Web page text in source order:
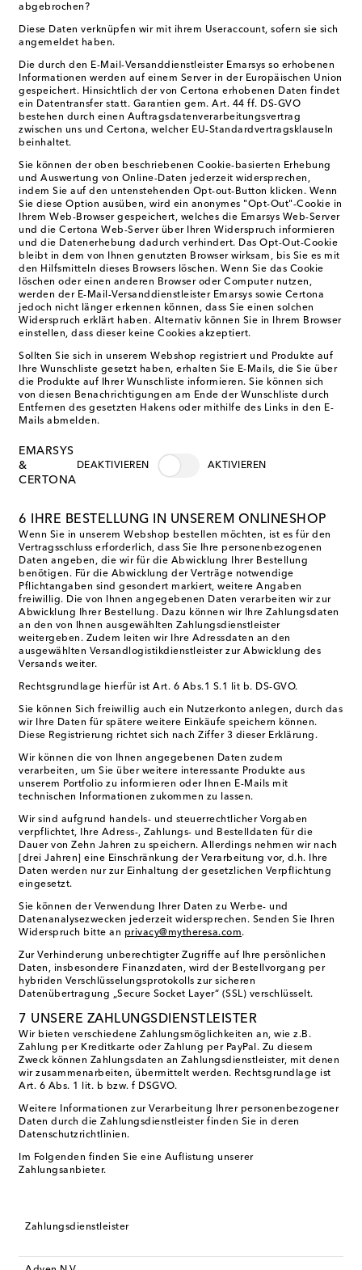
abgebrochen?
Diese Daten verknüpfen wir mit ihrem Useraccount, sofern sie sich
angemeldet haben.
Die durch den E-Mail-Versanddienstleister Emarsys so erhobenen
Informationen werden auf einem Server in der Europäischen Union
gespeichert. Hinsichtlich der von Certona erhobenen Daten findet
ein Datentransfer statt. Garantien gem. Art. 44 ff. DS-GVO
bestehen durch einen Auftragsdatenverarbeitungsvertrag
zwischen uns und Certona, welcher EU-Standardvertragsklauseln
beinhaltet.
Sie können der oben beschriebenen Cookie-basierten Erhebung
und Auswertung von Online-Daten jederzeit widersprechen,
indem Sie auf den untenstehenden Opt-out-Button klicken. Wenn
Sie diese Option ausüben, wird ein anonymes "Opt-Out"-Cookie in
Ihrem Web-Browser gespeichert, welches die Emarsys Web-Server
und die Certona Web-Server über Ihren Widerspruch informieren
und die Datenerhebung dadurch verhindert. Das Opt-Out-Cookie
bleibt in dem von Ihnen genutzten Browser wirksam, bis Sie es mit
den Hilfsmitteln dieses Browsers löschen. Wenn Sie das Cookie
löschen oder einen anderen Browser oder Computer nutzen,
werden der E-Mail-Versanddienstleister Emarsys sowie Certona
jedoch nicht länger erkennen können, dass Sie einen solchen
Widerspruch erklärt haben. Alternativ können Sie in Ihrem Browser
einstellen, dass dieser keine Cookies akzeptiert.
Sollten Sie sich in unserem Webshop registriert und Produkte auf
Ihre Wunschliste gesetzt haben, erhalten Sie E-Mails, die Sie über
die Produkte auf Ihrer Wunschliste informieren. Sie können sich
von diesen Benachrichtigungen am Ende der Wunschliste durch
Entfernen des gesetzten Hakens oder mithilfe des Links in den E-
Mails abmelden.
EMARSYS
&
CERTONA
DEAKTIVIEREN AKTIVIEREN
6 IHRE BESTELLUNG IN UNSEREM ONLINESHOP
Wenn Sie in unserem Webshop bestellen möchten, ist es für den
Vertragsschluss erforderlich, dass Sie Ihre personenbezogenen
Daten angeben, die wir für die Abwicklung Ihrer Bestellung
benötigen. Für die Abwicklung der Verträge notwendige
Pflichtangaben sind gesondert markiert, weitere Angaben
freiwillig. Die von Ihnen angegebenen Daten verarbeiten wir zur
Abwicklung Ihrer Bestellung. Dazu können wir Ihre Zahlungsdaten
an den von Ihnen ausgewählten Zahlungsdienstleister
weitergeben. Zudem leiten wir Ihre Adressdaten an den
ausgewählten Versandlogistikdienstleister zur Abwicklung des
Versands weiter.
Rechtsgrundlage hierfür ist Art. 6 Abs.1 S.1 lit b. DS-GVO.
Sie können Sich freiwillig auch ein Nutzerkonto anlegen, durch das
wir Ihre Daten für spätere weitere Einkäufe speichern können.
Diese Registrierung richtet sich nach Ziffer 3 dieser Erklärung.
Wir können die von Ihnen angegebenen Daten zudem
verarbeiten, um Sie über weitere interessante Produkte aus
unserem Portfolio zu informieren oder Ihnen E-Mails mit
technischen Informationen zukommen zu lassen.
Wir sind aufgrund handels- und steuerrechtlicher Vorgaben
verpflichtet, Ihre Adress-, Zahlungs- und Bestelldaten für die
Dauer von Zehn Jahren zu speichern. Allerdings nehmen wir nach
[drei Jahren] eine Einschränkung der Verarbeitung vor, d.h. Ihre
Daten werden nur zur Einhaltung der gesetzlichen Verpflichtung
eingesetzt.
Sie können der Verwendung Ihrer Daten zu Werbe- und
Datenanalysezwecken jederzeit widersprechen. Senden Sie Ihren
Widerspruch bitte an privacy@mytheresa.com.
Zur Verhinderung unberechtigter Zugriffe auf Ihre persönlichen
Daten, insbesondere Finanzdaten, wird der Bestellvorgang per
hybriden Verschlüsselungsprotokolls zur sicheren
Datenübertragung „Secure Socket Layer“ (SSL) verschlüsselt.
7 UNSERE ZAHLUNGSDIENSTLEISTER
Wir bieten verschiedene Zahlungsmöglichkeiten an, wie z.B.
Zahlung per Kreditkarte oder Zahlung per PayPal. Zu diesem
Zweck können Zahlungsdaten an Zahlungsdienstleister, mit denen
wir zusammenarbeiten, übermittelt werden. Rechtsgrundlage ist
Art. 6 Abs. 1 lit. b bzw. f DSGVO.
Weitere Informationen zur Verarbeitung Ihrer personenbezogener
Daten durch die Zahlungsdienstleister finden Sie in deren
Datenschutzrichtlinien.
Im Folgenden finden Sie eine Auflistung unserer
Zahlungsanbieter.
Zahlungsdienstleister